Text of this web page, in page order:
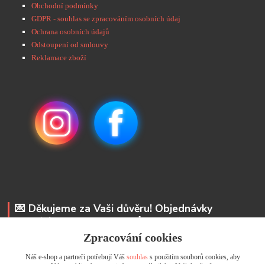
Obchodní podmínky
GDPR - souhlas se zpracováním osobních údaj
Ochrana osobních údajů
Odstoupení od smlouvy
Reklamace zboží
💌 Děkujeme za Vaši důvěru! Objednávky
odesíláme do 48 hodin. 📩 Na vaše e-maily
odpovíme do 24 hodin.
Andrea Kyselová DiS.
Zpracování cookies
Náš e-shop a partneři potřebují Váš souhlass použitím souborů cookies, aby